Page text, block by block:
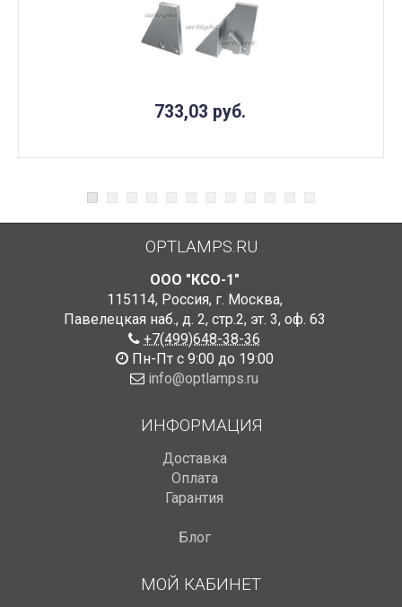
733,03 руб.
OPTLAMPS.RU
ООО "КСО-1"
115114, Россия, г. Москва,
Павелецкая наб., д. 2, стр.2, эт. 3, оф. 63
+7(499)648-38-36
Пн-Пт с 9:00 до 19:00
info@optlamps.ru
ИНФОРМАЦИЯ
Доставка
Оплата
Гарантия
Блог
МОЙ КАБИНЕТ